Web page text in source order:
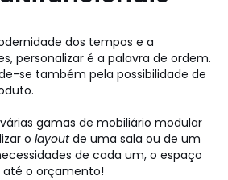
dos tempos e a
personalizar é a palavra de ordem.
se também pela possibilidade de
gamas de mobiliário modular
o layoutde uma sala ou de um
de cada um, o espaço
até o orçamento!